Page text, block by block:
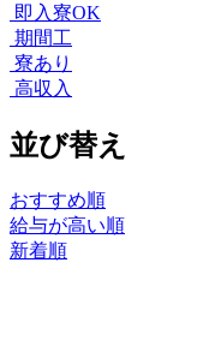
即入寮OK
期間工
寮あり
高収入
並び替え
おすすめ順
給与が高い順
新着順